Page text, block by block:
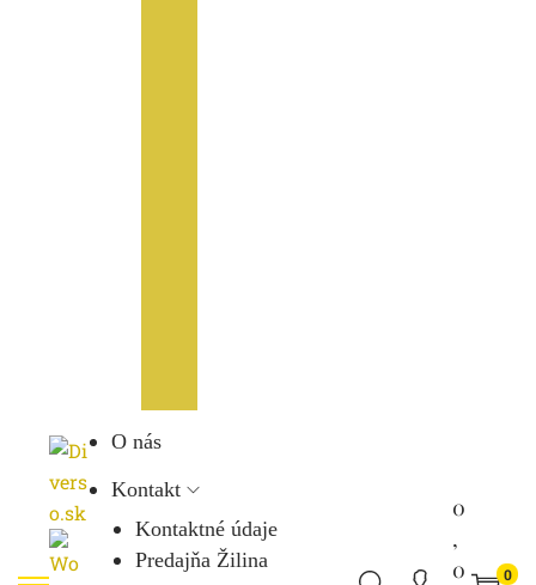
O nás
Kontakt
Kontaktné údaje
Predajňa Žilina
0
,
0
0